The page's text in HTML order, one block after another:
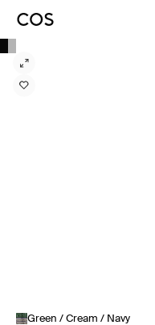
Green / Cream / Navy